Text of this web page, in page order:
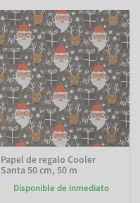
Papel de regalo Cooler
Santa 50 cm, 50 m
Disponible de inmediato